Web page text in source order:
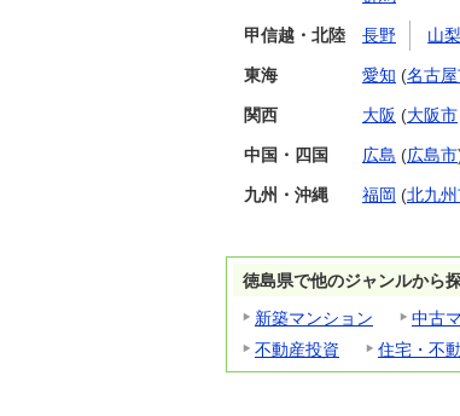
甲信越・北陸 長野 山梨
東海 愛知 (名古
関西 大阪 (大阪市
中国・四国 広島 (広島市
九州・沖縄 福岡 (北九
徳島県で他のジャンルから
新築マンション
中古
不動産投資
住宅・不